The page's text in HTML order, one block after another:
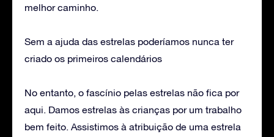
melhor caminho.
Sem a ajuda das estrelas poderíamos nunca ter
criado os primeiros calendários
No entanto, o fascínio pelas estrelas não fica por
aqui. Damos estrelas às crianças por um trabalho
bem feito. Assistimos à atribuição de uma estrela